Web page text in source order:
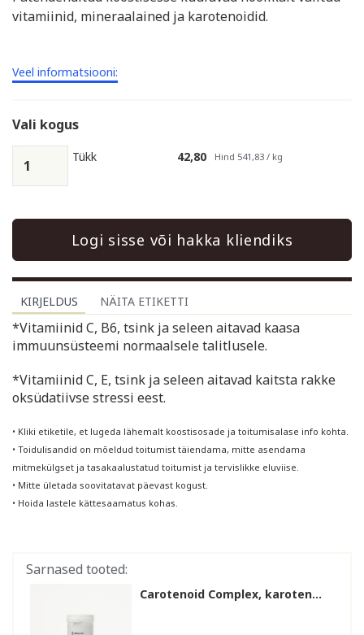
vitamiinid, mineraalained ja karotenoidid.
Veel informatsiooni:
Vali kogus
Tükk 42,80 Hind 541,83 / kg
Logi sisse või hakka kliendiks
KIRJELDUS NÄITA ETIKETTI
*Vitamiinid C, B6, tsink ja seleen aitavad kaasa
immuunsüsteemi normaalsele talitlusele.
*Vitamiinid C, E, tsink ja seleen aitavad kaitsta rakke
oksüdatiivse stressi eest.
• Kliki etiketile, et lugeda lähemalt koostisosade ja toitumisalase info kohta.
• Toidulisandid on mõeldud toitumist täiendama, mitte asendama
mitmekülgset ja tasakaalustatud toitumist ja tervislikke eluviise.
• Mitte ületada soovitatavat päevast kogust.
• Hoida lastele kättesaamatus kohas.
Sarnased tooted:
Carotenoid Complex, karoten...